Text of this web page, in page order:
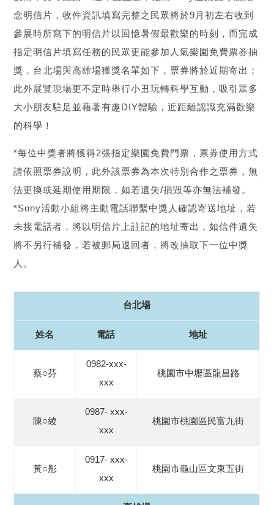
念明信片，收件資訊填寫完整之民眾將於9月初左右收到
參展時所寫下的明信片以回憶暑假最歡樂的時刻，而完成
指定明信片填寫任務的民眾更能參加人氣樂園免費票券抽
獎，台北場與高雄場獲獎名單如下，票券將於近期寄出；
此外展覽現場更不定時舉行小丑玩轉科學互動，吸引眾多
大小朋友駐足並藉著有趣DIY體驗，近距離認識充滿歡樂
的科學！
*每位中獎者將獲得2張指定樂園免費門票，票券使用方式
請依照票券說明，此外該票券為本次特別合作之票券，無
法更換或延期使用期限，如若遺失/損毀等亦無法補發。
*Sony活動小組將主動電話聯繫中獎人確認寄送地址，若
未接電話者，將以明信片上註記的地址寄出，如信件遺失
將不另行補發，若被郵局退回者，將改抽取下一位中獎
人。
台北場
姓名 電話 地址
蔡○芬
0982-xxx-
xxx
桃園市中壢區龍昌路
陳○綾
0987- xxx-
xxx
桃園市桃園區民富九街
黃○彤
0917- xxx-
xxx
桃園市龜山區文東五街